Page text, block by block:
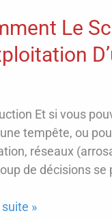
Le
Et si vous
tempête, ou
réseaux
de décisions
»